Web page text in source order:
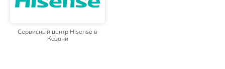
Сервисный центр Hisense в
Казани